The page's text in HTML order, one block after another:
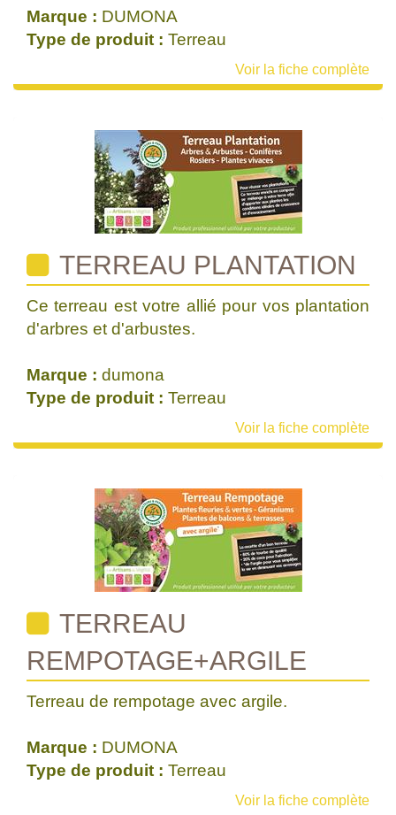
Marque : DUMONA
Type de produit : Terreau
Voir la fiche complète
TERREAU PLANTATION
Ce terreau est votre allié pour vos plantation
d'arbres et d'arbustes.
Marque : dumona
Type de produit : Terreau
Voir la fiche complète
TERREAU
REMPOTAGE+ARGILE
Terreau de rempotage avec argile.
Marque : DUMONA
Type de produit : Terreau
Voir la fiche complète